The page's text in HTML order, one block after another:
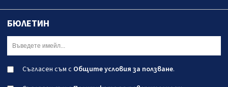
БЮЛЕТИН
Съгласен съм с Общите условия за ползване.